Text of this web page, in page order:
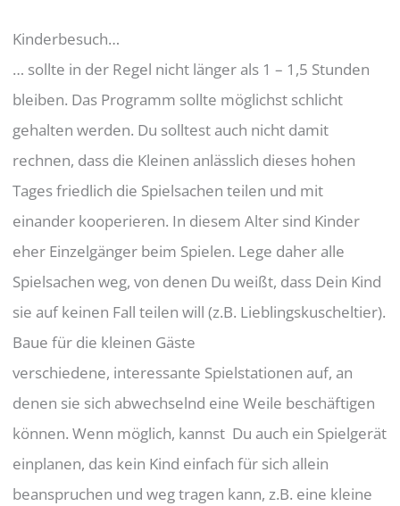
Kinderbesuch…
… sollte in der Regel nicht länger als 1 – 1,5 Stunden
bleiben. Das Programm sollte möglichst schlicht
gehalten werden. Du solltest auch nicht damit
rechnen, dass die Kleinen anlässlich dieses hohen
Tages friedlich die Spielsachen teilen und mit
einander kooperieren. In diesem Alter sind Kinder
eher Einzelgänger beim Spielen. Lege daher alle
Spielsachen weg, von denen Du weißt, dass Dein Kind
sie auf keinen Fall teilen will (z.B. Lieblingskuscheltier).
Baue für die kleinen Gäste
verschiedene, interessante Spielstationen auf, an
denen sie sich abwechselnd eine Weile beschäftigen
können. Wenn möglich, kannst Du auch ein Spielgerät
einplanen, das kein Kind einfach für sich allein
beanspruchen und weg tragen kann, z.B. eine kleine